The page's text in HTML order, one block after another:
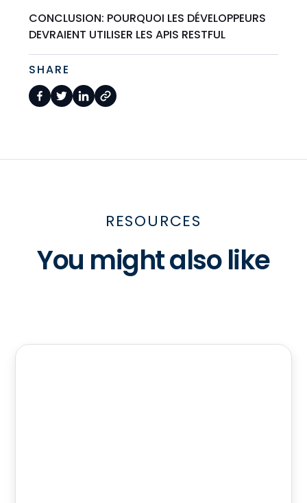
CONCLUSION: POURQUOI LES DÉVELOPPEURS
DEVRAIENT UTILISER LES APIS RESTFUL
SHARE
RESOURCES
You might also like